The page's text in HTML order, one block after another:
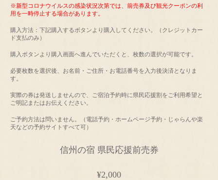
※新型コロナウイルスの感染状況次第では、前売券及び観光クーポンの利
用を一時停止する場合があります。
購入方法：下記購入するボタンより購入してください。（クレジットカー
ド支払のみ）
購入ボタンより購入画面へ進んでいただくと、枚数の選択が可能です。
必要枚数を選択後、お名前・ご住所・お電話番号を入力後決済となりま
す。
実際の券は発送しませんので、ご宿泊予約時に県民応援割をご利用希望と
ご明記またはお伝えください。
ご予約方法は問いません。（電話予約・ホームページ予約・じゃらんや楽
天などの予約サイトすべて可）
信州の宿 県民応援前売券
¥2,000